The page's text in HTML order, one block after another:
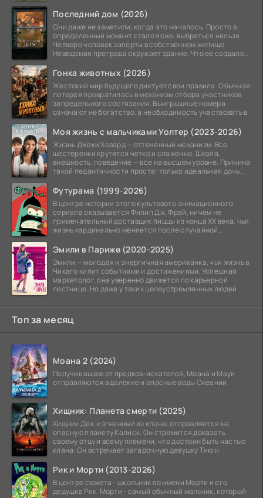
Последний дом (2026)
Они даже не заметили, когда это началось. Просто в
определенный момент стало ясно: выбраться нельзя.
Четверо человек заперты в собственном жилище.
Неведомая преграда окружает здание. Что ее создало
Гонка животных (2026)
Жестокий мир будущего диктует свои правила. Обычная
лотерея превратилась в механизм отбора участников
запредельного состязания. Выигрышные номера
означают не богатство, а необходимость участвовать в
Моя жизнь с мальчиками Уолтер (2023-2026)
Жизнь Джеки Ховард — отточенный механизм. Все
шестеренки крутятся четко и слаженно. Школа,
внешность, поведение — все на высшем уровне. Причина
такой педантичности проста: только идеальная дочь
Футурама (1999-2026)
В центре истории этого культового анимационного
сериала оказывается Филип Дж. Фрай, ничем не
примечательный доставщик пиццы из конца XX века, чья
жизнь кардинально меняется после случайной
Эмили в Париже (2020-2025)
Эмили — молодая и энергичная американка, чья жизнь в
Чикаго кипит событиями и достижениями. Успешная
маркетолог, она уверенно движется по карьерной
лестнице. Но даже у таких целеустремленных людей
Топ за месяц
Моана 2 (2024)
Получив вызов от предков-искателей, Моана и Мауи
отправляются в далёкие и опасные воды Океании.
Хищник: Планета смерти (2025)
Хищник Дек, изгнанный из клана, отправляется на
опасную планету Калиск. Он стремится доказать
своему отцу и всему племени, что достоин быть частью
клана. Он встречает загадочную девушку Тию и
Рик и Морти (2013-2026)
В центре сюжета - школьник по имени Морти и его
дедушка Рик. Морти - самый обычный мальчик, который